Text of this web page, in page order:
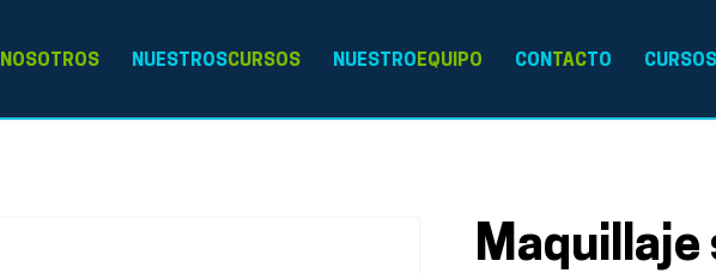
NOSOTROS NUESTROSCURSOS NUESTROEQUIPO CONTACTO CURSOS
Maquillaje